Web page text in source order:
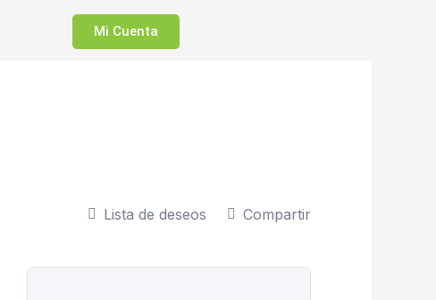
Mi Cuenta
Lista de deseos Compartir